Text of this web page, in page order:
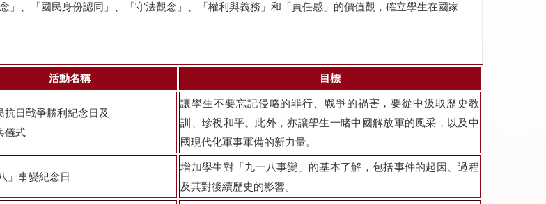
」、「國民身份認同」、「守法觀念」、「權利與義務」和「責任感」的價值觀，確立學生在國家
活動名稱 目標
抗日戰爭勝利紀念日及
儀式
讓學生不要忘記侵略的罪行、戰爭的禍害，要從中汲取歷史教
訓、珍視和平。此外，亦讓學生一睹中國解放軍的風采，以及中
國現代化軍事軍備的新力量。
八」事變紀念日
增加學生對「九一八事變」的基本了解，包括事件的起因、過程
及其對後續歷史的影響。